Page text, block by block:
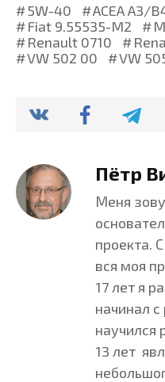
5W-40 ACEA A3/
Fiat 9.55535-M2
Renault 0710
VW 502 00
VW
Пётр
Меня
проекта.
вся моя
17 лет я
начинал
научился
13 лет